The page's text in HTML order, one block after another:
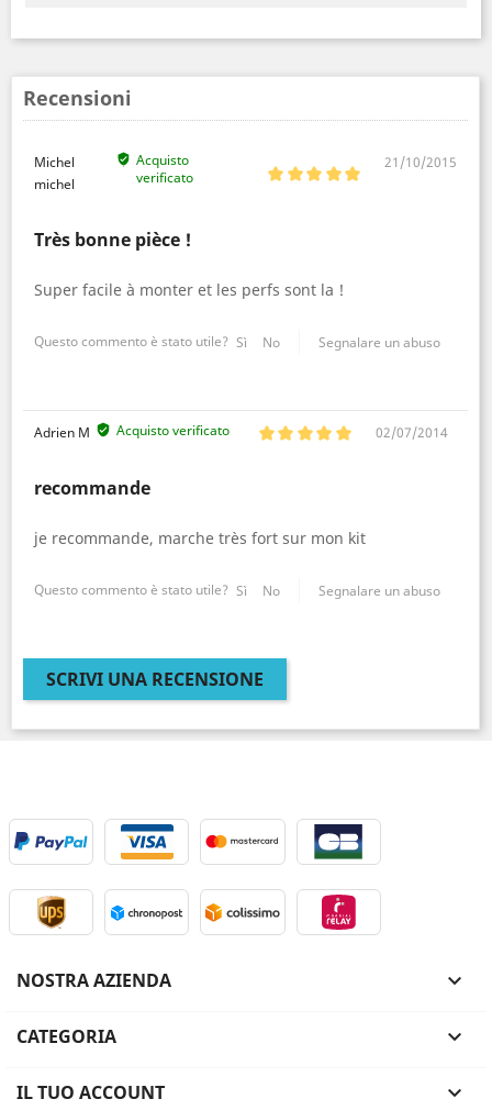
Recensioni
Michel
michel
Acquisto
verificato
21/10/2015
Très bonne pièce !
Super facile à monter et les perfs sont la !
Questo commento è stato utile? Sì No Segnalare un abuso
Adrien M Acquisto verificato 02/07/2014
recommande
je recommande, marche très fort sur mon kit
Questo commento è stato utile? Sì No Segnalare un abuso
SCRIVI UNA RECENSIONE
NOSTRA AZIENDA 
CATEGORIA 
IL TUO ACCOUNT 